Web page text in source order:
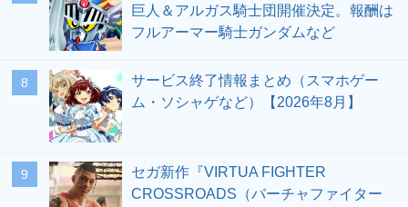
巨人＆アルガス騎士団開催決定。報酬は
フルアーマー騎士ガンダムなど
8
サービス終了情報まとめ（スマホゲー
ム・ソシャゲなど）【2026年8月】
9
セガ新作『VIRTUA FIGHTER
CROSSROADS（バーチャファイター